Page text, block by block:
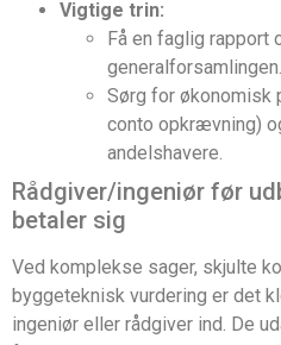
Vigtige trin:
Få en faglig rapport
generalforsamlingen.
Sørg for økonomisk
conto opkrævning)
andelshavere.
Rådgiver/ingeniør før
betaler sig
Ved komplekse sager, skjulte
byggeteknisk vurdering er det
ingeniør eller rådgiver ind. De